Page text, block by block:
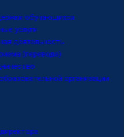
обучающихся
услуги
деятельность
(перевода)
организации